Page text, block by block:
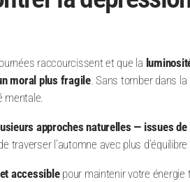
raccourcissent et que la
moral plus fragile. Sans tomber dans
mentale.
approches naturelles — issues
traverser l’automne avec plus
accessiblepour maintenir votre énergie